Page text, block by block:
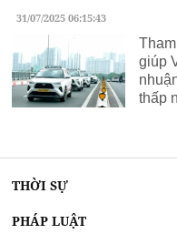
31/07/2025 06:15:43
giúp
thấp
THỜI SỰ
PHÁP LUẬT